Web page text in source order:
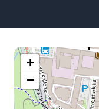
+
−